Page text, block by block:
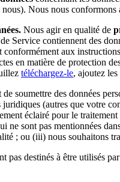
Nous nous
Nous agir en qualité de
Service contiennent des
conformément aux
en matière de protection
téléchargez-le, ajoutez
de soumettre des données
juridiques (autres que votre
éclairé pour le
ne sont pas mentionnées
; ou (iii) nous souhaitons
pas destinés à être utilisés